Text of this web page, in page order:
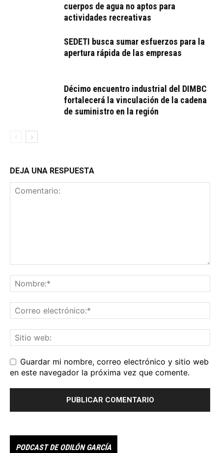
cuerpos de agua no aptos para
actividades recreativas
SEDETI busca sumar esfuerzos para la
apertura rápida de las empresas
Décimo encuentro industrial del DIMBC
fortalecerá la vinculación de la cadena
de suministro en la región
DEJA UNA RESPUESTA
Guardar mi nombre, correo electrónico y sitio web
en este navegador la próxima vez que comente.
PODCAST DE ODILÓN GARCÍA